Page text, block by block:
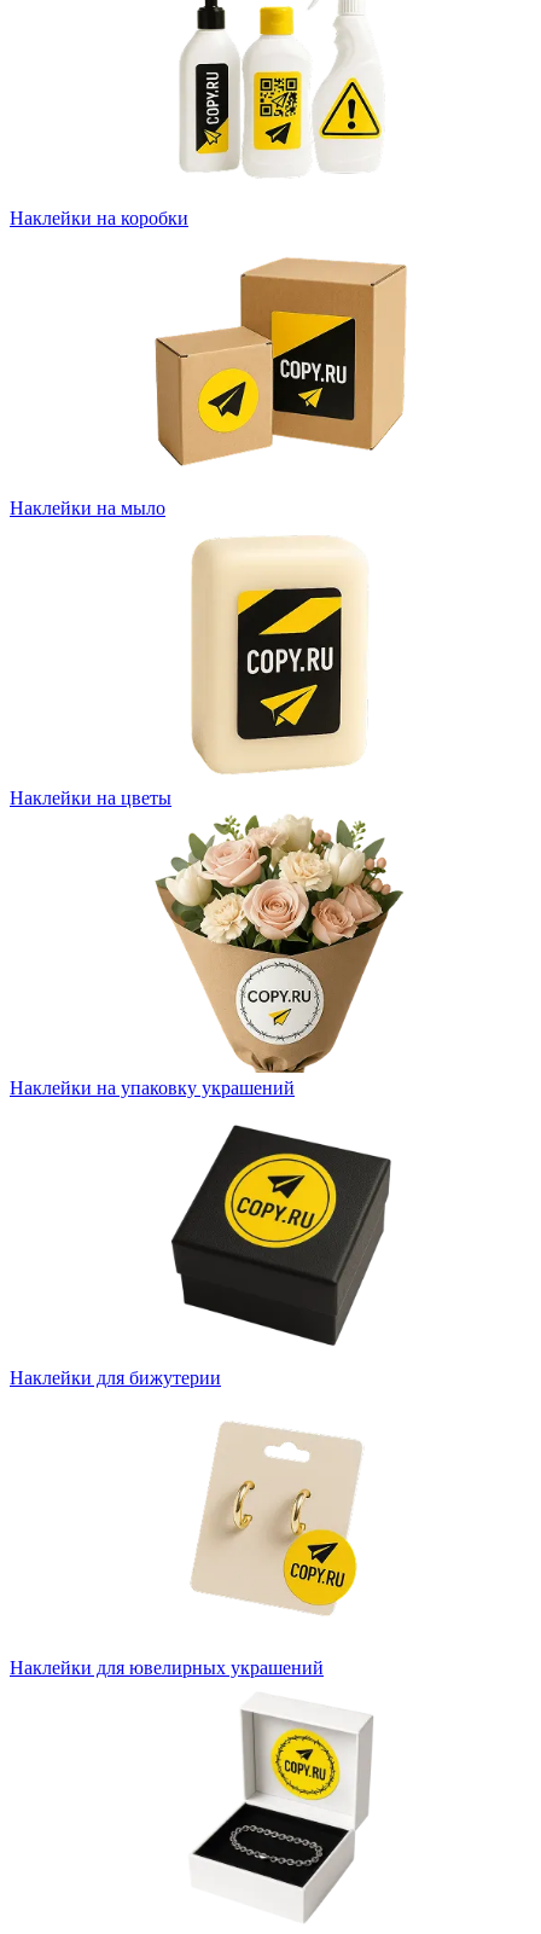
Наклейки на коробки
Наклейки на мыло
Наклейки на цветы
Наклейки на упаковку украшений
Наклейки для бижутерии
Наклейки для ювелирных украшений